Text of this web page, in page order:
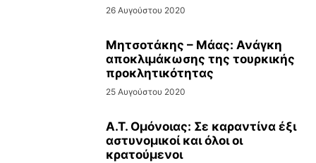
26 Αυγούστου 2020
Μητσοτάκης – Μάας: Ανάγκη
αποκλιμάκωσης της τουρκικής
προκλητικότητας
25 Αυγούστου 2020
Α.Τ. Ομόνοιας: Σε καραντίνα έξι
αστυνομικοί και όλοι οι
κρατούμενοι